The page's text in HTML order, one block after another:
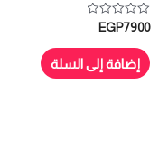
تم
التقييم
من
5
EGP7900
إضافة إلى السلة